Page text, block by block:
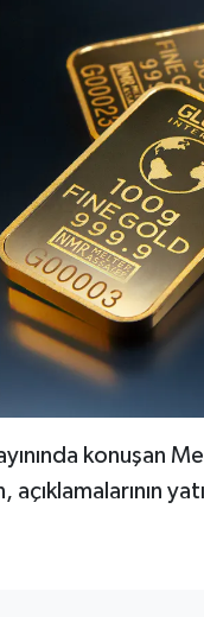
konuşan
açıklamalarının